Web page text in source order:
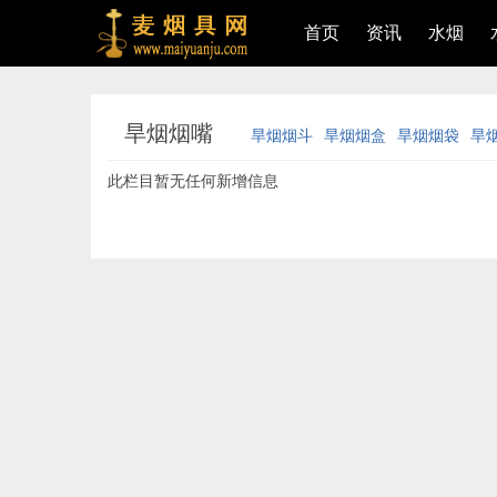
首页 资讯 水烟
旱烟烟嘴 旱烟烟斗 旱烟烟盒 旱烟烟袋 旱
此栏目暂无任何新增信息